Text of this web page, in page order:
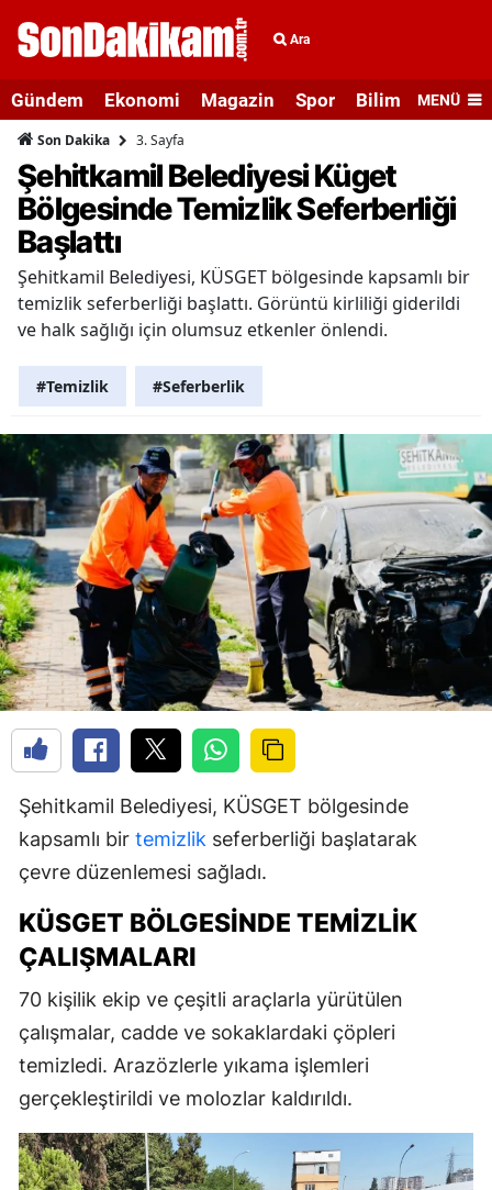
Ara
Gündem Ekonomi Magazin Spor Bilim veMENÜ
Son Dakika 3. Sayfa
Şehitkamil Belediyesi Küget
Bölgesinde Temizlik Seferberliği
Başlattı
Şehitkamil Belediyesi, KÜSGET bölgesinde kapsamlı bir
temizlik seferberliği başlattı. Görüntü kirliliği giderildi
ve halk sağlığı için olumsuz etkenler önlendi.
#Temizlik #Seferberlik
Şehitkamil Belediyesi, KÜSGET bölgesinde
kapsamlı bir temizlik seferberliği başlatarak
çevre düzenlemesi sağladı.
KÜSGET BÖLGESINDE TEMIZLIK
ÇALIŞMALARI
70 kişilik ekip ve çeşitli araçlarla yürütülen
çalışmalar, cadde ve sokaklardaki çöpleri
temizledi. Arazözlerle yıkama işlemleri
gerçekleştirildi ve molozlar kaldırıldı.